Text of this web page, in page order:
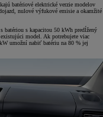
batériové elektrické verzie modelov
nulové výfukové emisie a okamžité
s kapacitou 50 kWh predĺžený
model. Ak potrebujete viac
umožní nabiť batériu na 80 % jej